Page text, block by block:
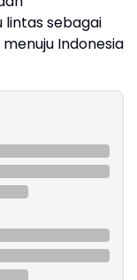
sebagai
Indonesia